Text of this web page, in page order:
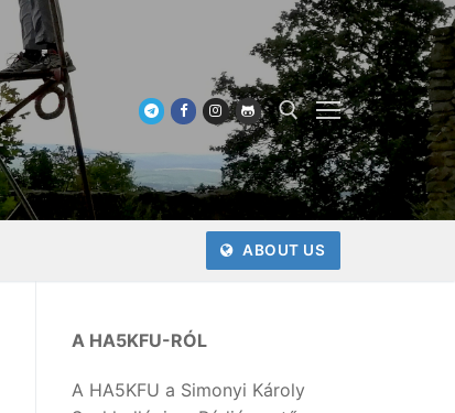
Keresése:
ABOUT US
A HA5KFU-RÓL
A HA5KFU a Simonyi Károly